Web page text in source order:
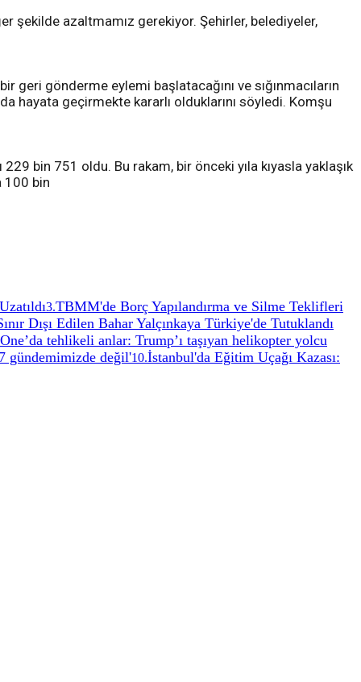
şekilde azaltmamız gerekiyor. Şehirler, belediyeler,
geri gönderme eylemi başlatacağını ve sığınmacıların
da hayata geçirmekte kararlı olduklarını söyledi. Komşu
bin 751 oldu. Bu rakam, bir önceki yıla kıyasla yaklaşık
100 bin
3.TBMM'de Borç Yapılandırma ve Silme Teklifleri
Dışı Edilen Bahar Yalçınkaya Türkiye'de Tutuklandı
tehlikeli anlar: Trump’ı taşıyan helikopter yolcu
gündemimizde değil'10.İstanbul'da Eğitim Uçağı Kazası: